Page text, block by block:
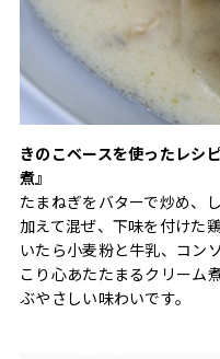
きのこベースを使ったレシ
煮』
たまねぎをバターで炒め、
加えて混ぜ、下味を付けた
いたら小麦粉と牛乳、コン
こり心あたたまるクリーム
ぶやさしい味わいです。